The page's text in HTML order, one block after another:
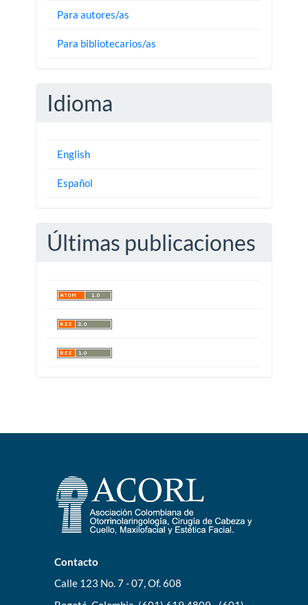
Para autores/as
Para bibliotecarios/as
Idioma
English
Español
Últimas publicaciones
Contacto
Calle 123 No. 7 - 07, Of. 608